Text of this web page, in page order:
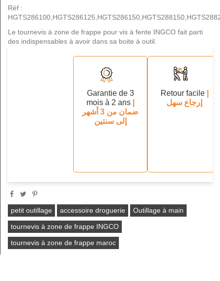
Réf :
Le tournevis à zone de frappe pour vis à fente INGCO fait parti
des indispensables à avoir dans sa boite à outil.
Garantie de 3
mois à 2 ans|
ضمان من 3 أشهر
إلى سنتين
Retour facile|
إرجاع سهل
petit outillage accessoire droguerie Outillage à main
tournevis à zone de frappe INGCO
tournevis à zone de frappe maroc